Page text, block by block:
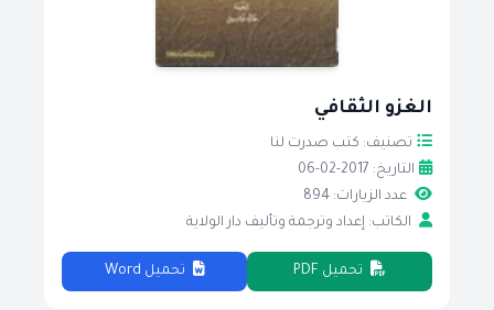
الغزو الثقافي
تصنيف: كتب صدرت لنا
التاريخ: 2017-02-06
عدد الزيارات: 894
الكاتب: إعداد وترجمة وتأليف دار الولاية
تحميل PDF تحميل Word